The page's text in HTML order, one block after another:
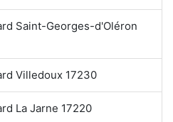
Saint-Georges-d'Oléron
Villedoux 17230
La Jarne 17220